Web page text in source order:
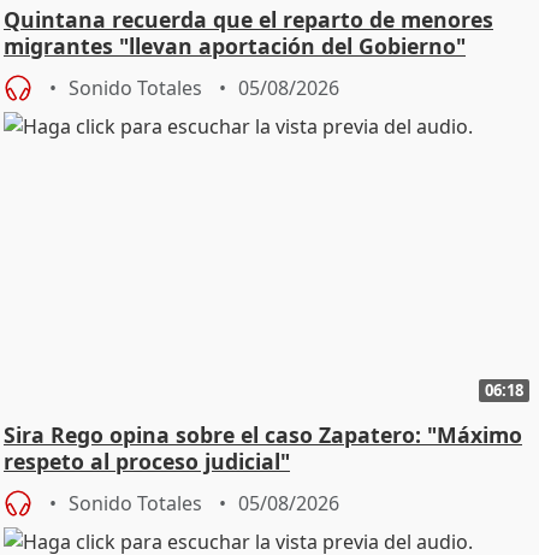
Quintana recuerda que el reparto de menores
migrantes "llevan aportación del Gobierno"
central
Sonido Totales 05/08/2026
06:18
Sira Rego opina sobre el caso Zapatero: "Máximo
respeto al proceso judicial"
Sonido Totales 05/08/2026